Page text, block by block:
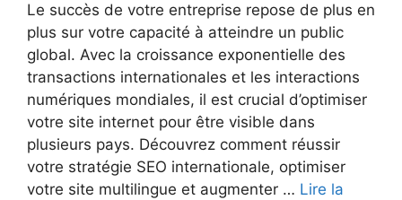
Le succès de votre entreprise repose de plus en
plus sur votre capacité à atteindre un public
global. Avec la croissance exponentielle des
transactions internationales et les interactions
numériques mondiales, il est crucial d’optimiser
votre site internet pour être visible dans
plusieurs pays. Découvrez comment réussir
votre stratégie SEO internationale, optimiser
votre site multilingue et augmenter … Lire la